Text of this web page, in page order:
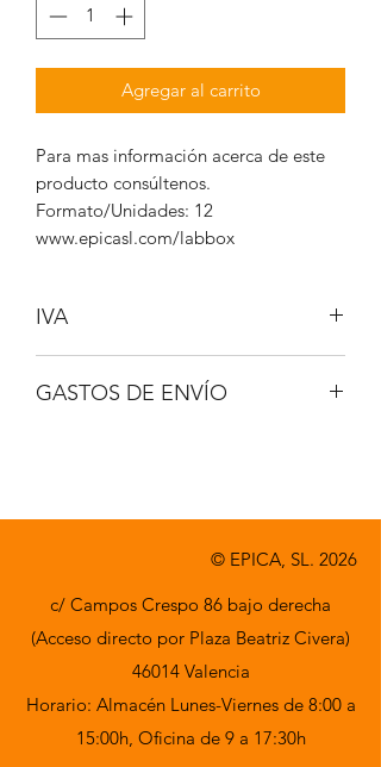
Agregar al carrito
Para mas información acerca de este
producto consúltenos.
Formato/Unidades: 12
www.epicasl.com/labbox
IVA
GASTOS DE ENVÍO
© EPICA, SL. 2026
c/ Campos Crespo 86 bajo derecha
(Acceso directo por Plaza Beatriz Civera)
46014 Valencia
Horario: Almacén Lunes-Viernes de 8:00 a
15:00h, Oficina de 9 a 17:30h